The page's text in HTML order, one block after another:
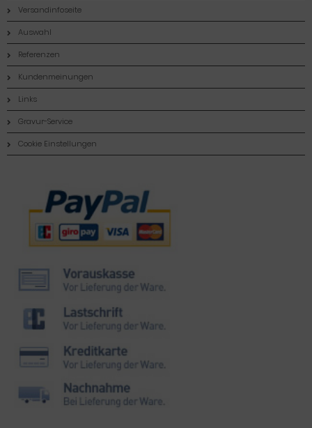
Versandinfoseite
Auswahl
Referenzen
Kundenmeinungen
Links
Gravur-Service
Cookie Einstellungen
Zahlungsmethoden